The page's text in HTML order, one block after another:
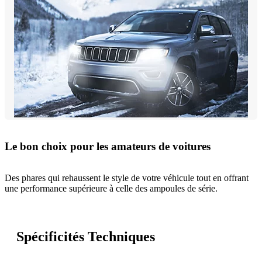
Le bon choix pour les amateurs de voitures
Des phares qui rehaussent le style de votre véhicule tout en offrant
une performance supérieure à celle des ampoules de série.
Spécificités Techniques